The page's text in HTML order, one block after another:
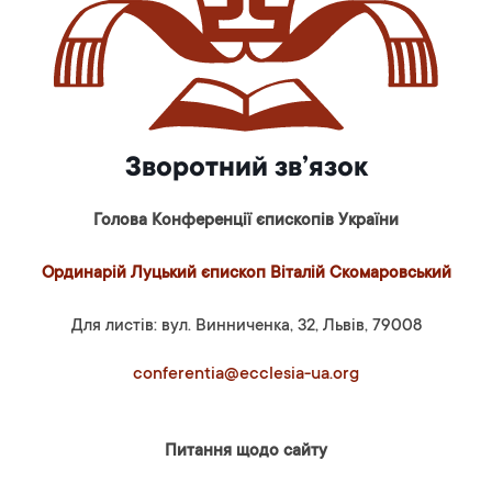
Зворотний зв’язок
Голова Конференції єпископів України
Ординарій Луцький єпископ Віталій Скомаровський
Для листів: вул. Винниченка, 32, Львів, 79008
conferentia@ecclesia-ua.org
Питання щодо сайту